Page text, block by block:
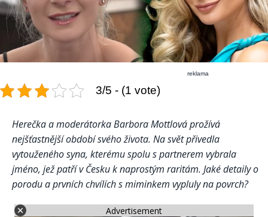
reklama
3/5 - (1 vote)
Herečka a moderátorka Barbora Mottlová prožívá
nejšťastnější období svého života. Na svět přivedla
vytouženého syna, kterému spolu s partnerem vybrala
jméno, jež patří v Česku k naprostým raritám. Jaké detaily o
porodu a prvních chvílích s miminkem vypluly na povrch?
Advertisement